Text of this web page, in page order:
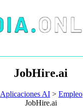
JobHire.ai
Aplicaciones AI > Empleo
JobHire.ai